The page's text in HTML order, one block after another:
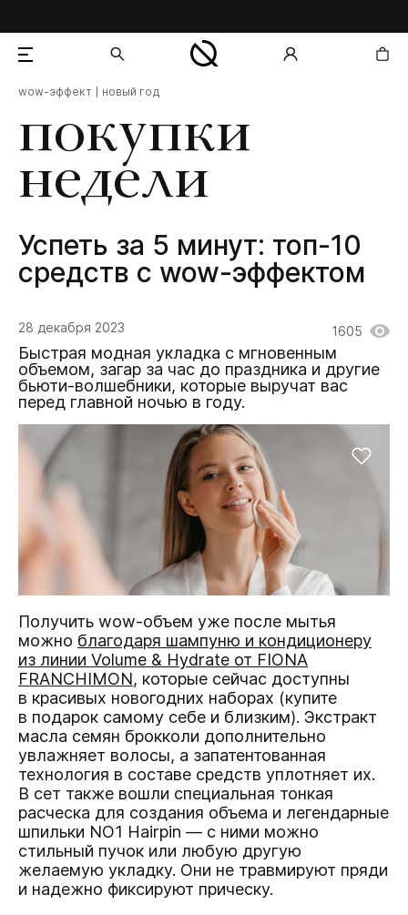
покупки
недели
Успеть за 5 минут: топ-10
средств с wow-эффектом
wow-эффект новый год
28 декабря 2023 1605
Быстрая модная укладка с мгновенным
объемом, загар за час до праздника и другие
бьюти-волшебники, которые выручат вас
перед главной ночью в году.
Получить wow-объем уже после мытья
можно благодаря шампуню и кондиционеру
из линии Volume & Hydrate от FIONA
FRANCHIMON, которые сейчас доступны
в красивых новогодних наборах (купите
в подарок самому себе и близким). Экстракт
масла семян брокколи дополнительно
увлажняет волосы, а запатентованная
технология в составе средств уплотняет их.
В сет также вошли специальная тонкая
расческа для создания объема и легендарные
шпильки NO1 Hairpin — с ними можно
стильный пучок или любую другую
желаемую укладку. Они не травмируют пряди
и надежно фиксируют прическу.